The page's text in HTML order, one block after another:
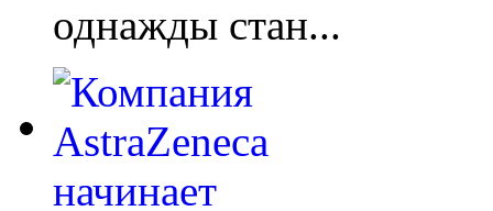
однажды стан...